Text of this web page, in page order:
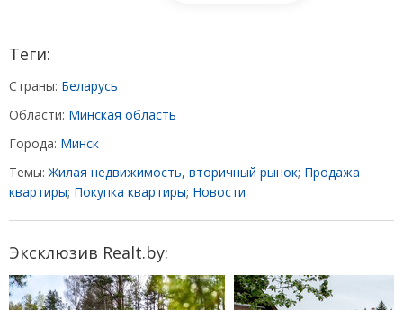
Теги:
Страны: Беларусь
Области: Минская область
Города: Минск
Темы:Жилая недвижимость, вторичный рынок; Продажа
квартиры; Покупка квартиры; Новости
Эксклюзив Realt.by: